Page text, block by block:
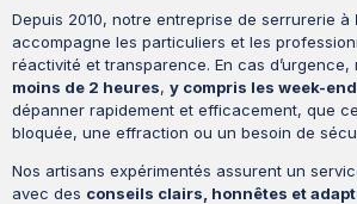
Depuis 2010, notre entreprise de serrurerie à
accompagne les particuliers et les
réactivité et transparence. En cas d’urgence,
moins de 2 heures, y compris les week-
dépanner rapidement et efficacement, que
bloquée, une effraction ou un besoin de
Nos artisans expérimentés assurent un
avec des conseils clairs, honnêtes et